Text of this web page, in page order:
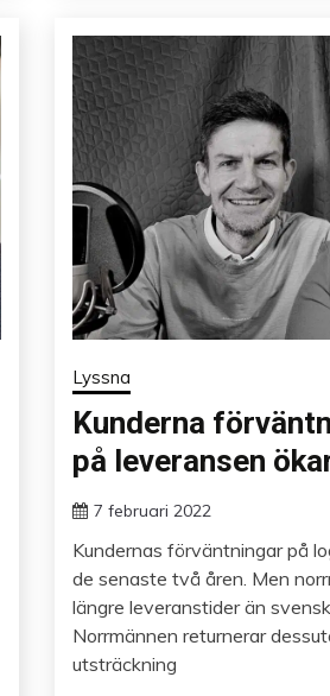
Lyssna
Kunderna
på leveransen
7 februari 2022
Kundernas förväntningar på
de senaste två åren. Men
längre leveranstider än
Norrmännen returnerar
utsträckning